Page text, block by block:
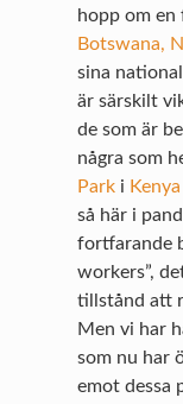
hopp om
Botswana,
sina
är särskilt
de som är
några som
Park i Kenya
så här i
fortfarande
workers”,
tillstånd att
Men vi har
som nu har
emot dessa